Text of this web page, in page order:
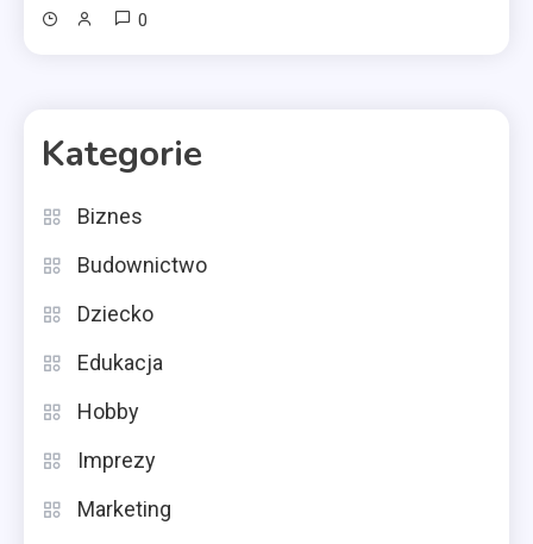
0
Kategorie
Biznes
Budownictwo
Dziecko
Edukacja
Hobby
Imprezy
Marketing